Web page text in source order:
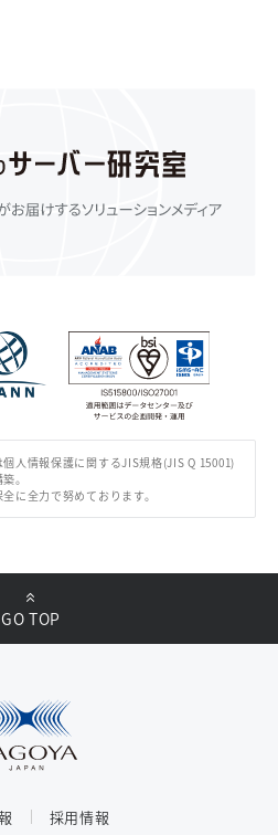
人情報保護に関するJIS規格(JIS Q 15001)
。
に全力で努めております。
採用情報
GO TOP